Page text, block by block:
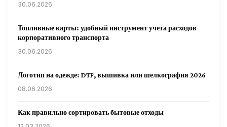
30.06.2026
Топливные карты: удобный инструмент учета расходов
корпоративного транспорта
30.06.2026
Логотип на одежде: DTF, вышивка или шелкография 2026
08.06.2026
Как правильно сортировать бытовые отходы